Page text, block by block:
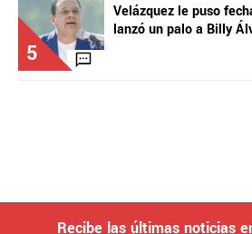
5
Velázquez le puso
lanzó un palo a Billy
Recibe las últimas noticias